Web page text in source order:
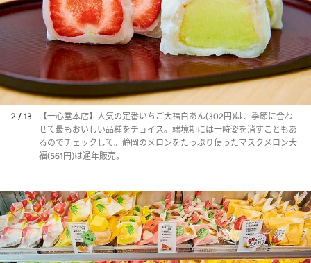
2 / 13
【一心堂本店】人気の定番いちご大福白あん(302円)は、季節に合わ
せて最もおいしい品種をチョイス。端境期には一時姿を消すこともあ
るのでチェックして。静岡のメロンをたっぷり使ったマスクメロン大
福(561円)は通年販売。